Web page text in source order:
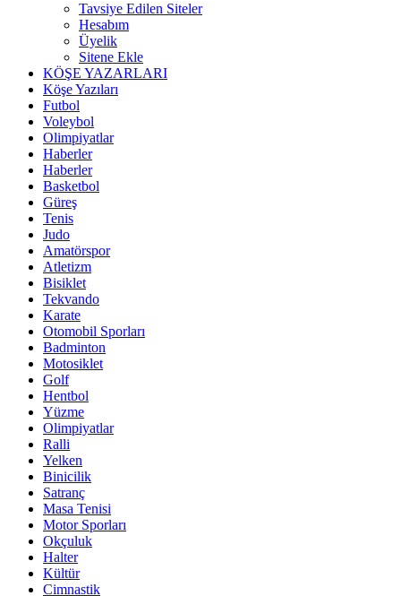
Tavsiye Edilen Siteler
Hesabım
Üyelik
Sitene Ekle
KÖŞE YAZARLARI
Köşe Yazıları
Futbol
Voleybol
Olimpiyatlar
Haberler
Haberler
Basketbol
Güreş
Tenis
Judo
Amatörspor
Atletizm
Bisiklet
Tekvando
Karate
Otomobil Sporları
Badminton
Motosiklet
Golf
Hentbol
Yüzme
Olimpiyatlar
Ralli
Yelken
Binicilik
Satranç
Masa Tenisi
Motor Sporları
Okçuluk
Halter
Kültür
Cimnastik